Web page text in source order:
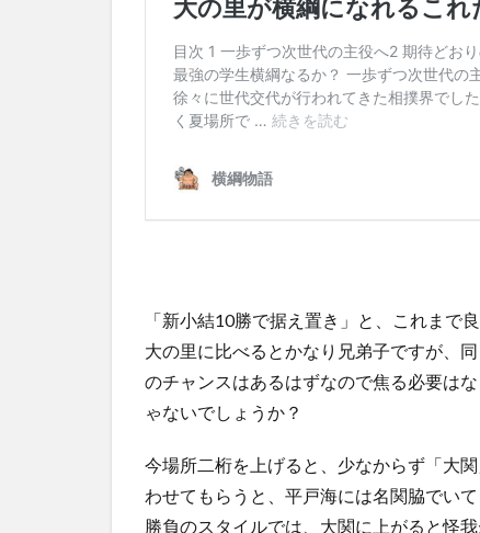
「新小結10勝で据え置き」と、これまで
大の里に比べるとかなり兄弟子ですが、
のチャンスはあるはずなので焦る必要は
ゃないでしょうか？
今場所二桁を上げると、少なからず「大
わせてもらうと、平戸海には名関脇でい
勝負のスタイルでは、大関に上がると怪